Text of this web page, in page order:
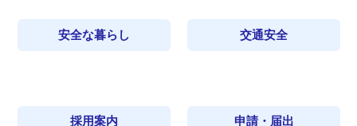
安全な暮らし 交通安全
採用案内 申請・届出